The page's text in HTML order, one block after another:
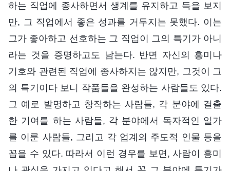
하는 직업에 종사하면서 생계를 유지하고 득을 보지
만, 그 직업에서 좋은 성과를 거두지는 못했다. 이는
그가 좋아하고 선호하는 그 직업이 그의 특기가 아니
라는 것을 증명하고도 남는다. 반면 자신의 흥미나
기호와 관련된 직업에 종사하지는 않지만, 그것이 그
의 특기이다 보니 작품들을 완성하는 사람들도 있다.
그 예로 발명하고 창작하는 사람들, 각 분야에 걸출
한 기여를 하는 사람들, 각 분야에서 독자적인 일가
를 이룬 사람들, 그리고 각 업계의 주도적 인물 등을
꼽을 수 있다. 따라서 이런 경우를 보면, 사람이 흥미